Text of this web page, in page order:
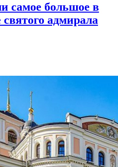
самое большое в
адмирала